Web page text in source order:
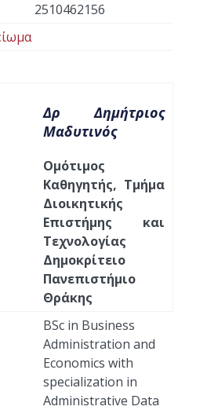
2510462156
Δρ Δημήτριος
Μαδυτινός
Ομότιμος
Καθηγητής, Τμήμα
Διοικητικής
Επιστήμης και
Τεχνολογίας
Δημοκρίτειο
Πανεπιστήμιο
Θράκης
BSc in Business
Administration and
Economics with
specialization in
Administrative Data